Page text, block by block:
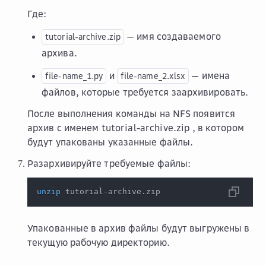
Где:
tutorial-archive.zip
— имя создаваемого
архива.
file-name_1.py и file-name_2.xlsx
— имена
файлов, которые требуется заархивировать.
После выполнения команды на NFS появится
архив с именем tutorial-archive.zip , в котором
будут упакованы указанные файлы.
Разархивируйте требуемые файлы:
unzip tutorial-archive.zip
Упакованные в архив файлы будут выгружены в
текущую рабочую директорию.